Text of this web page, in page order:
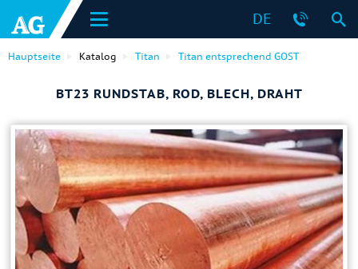
DE
Hauptseite Katalog Titan Titan entsprechend GOST
ВТ23 RUNDSTAB, ROD, BLECH, DRAHT